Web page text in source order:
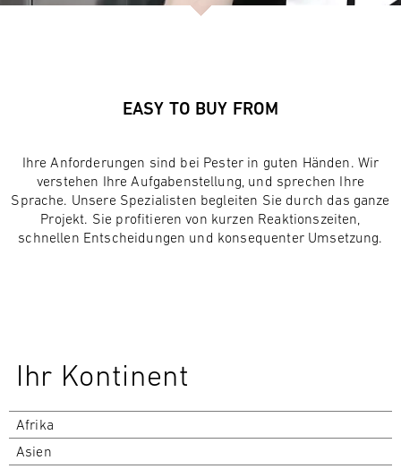
EASY TO BUY FROM
Ihre Anforderungen sind bei Pester in guten Händen. Wir
verstehen Ihre Aufgabenstellung, und sprechen Ihre
Sprache. Unsere Spezialisten begleiten Sie durch das ganze
Projekt. Sie profitieren von kurzen Reaktionszeiten,
schnellen Entscheidungen und konsequenter Umsetzung.
Ihr Kontinent
Afrika
Asien